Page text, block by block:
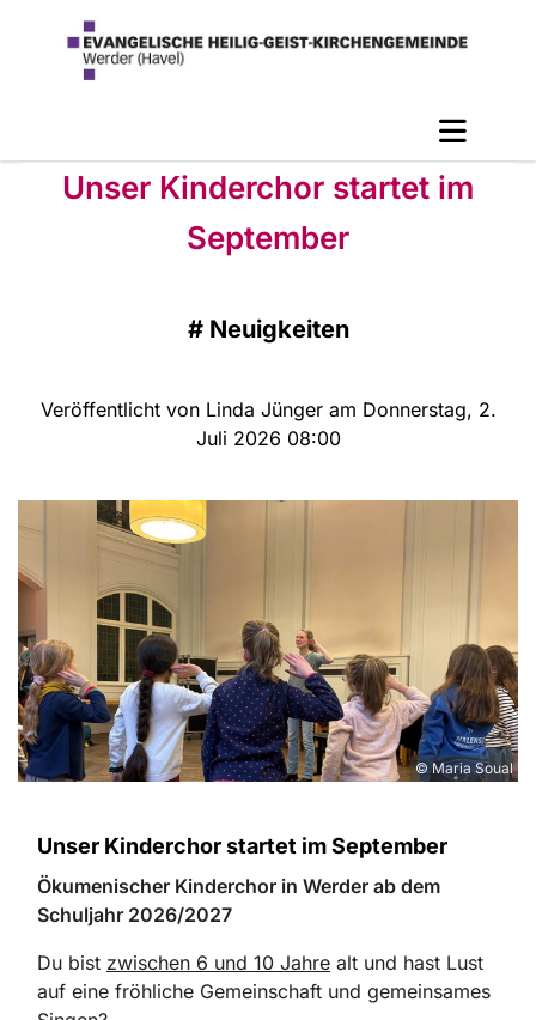
Unser Kinderchor startet im
September
# Neuigkeiten
Veröffentlicht von Linda Jünger am Donnerstag, 2.
Juli 2026 08:00
© Maria Soual
Unser Kinderchor startet im September
Ökumenischer Kinderchor in Werder ab dem
Schuljahr 2026/2027
Du bist zwischen 6 und 10 Jahre alt und hast Lust
auf eine fröhliche Gemeinschaft und gemeinsames